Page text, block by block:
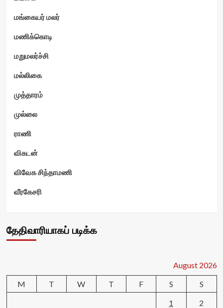
மங்கையர் மலர்
மணிக்கொடி
மறுமலர்ச்சி
மல்லிகை
முத்தாரம்
முல்லை
ராணி
விகடன்
விவேக சிந்தாமணி
வீரகேசரி
தேதிவாரியாகப் படிக்க
August 2026
M
T W T F S
S
1
2